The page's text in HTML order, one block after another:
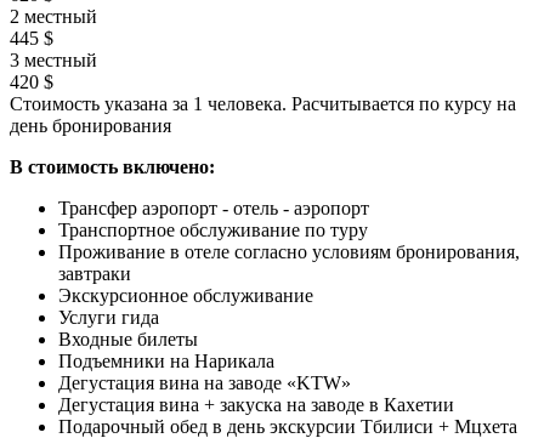
2 местный
445 $
3 местный
420 $
Стоимость указана за 1 человека. Расчитывается по курсу на
день бронирования
В стоимость включено:
Трансфер аэропорт - отель - аэропорт
Транспортное обслуживание по туру
Проживание в отеле согласно условиям бронирования,
завтраки
Экскурсионное обслуживание
Услуги гида
Входные билеты
Подъемники на Нарикала
Дегустация вина на заводе «KTW»
Дегустация вина + закуска на заводе в Кахетии
Подарочный обед в день экскурсии Тбилиси + Мцхета